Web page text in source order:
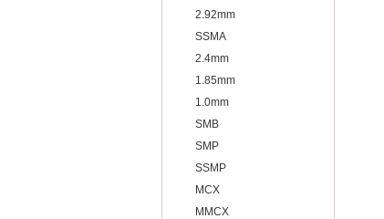
2.92mm
SSMA
2.4mm
1.85mm
1.0mm
SMB
SMP
SSMP
MCX
MMCX